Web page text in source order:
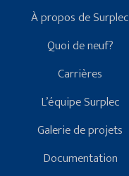
À propos de Surplec
Quoi de neuf?
Carrières
L’équipe Surplec
Galerie de projets
Documentation